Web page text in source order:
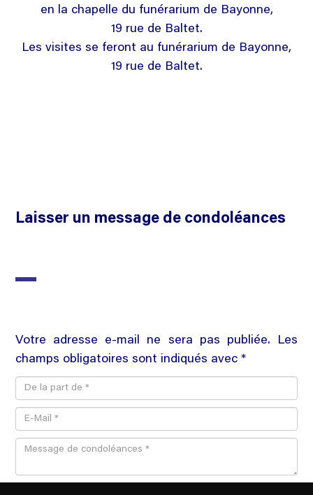
en la chapelle du funérarium de Bayonne,
19 rue de Baltet.
Les visites se feront au funérarium de Bayonne,
19 rue de Baltet.
Laisser un message de condoléances
Votre adresse e-mail ne sera pas publiée. Les
champs obligatoires sont indiqués avec *